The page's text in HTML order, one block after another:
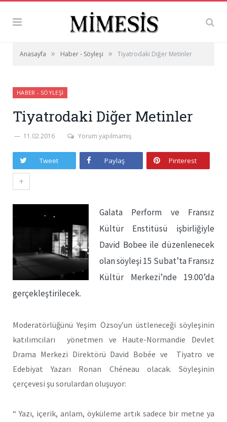
Anasayfa » Haber - Söyleşi » Tiyatrodaki Diğer Metinler
HABER - SÖYLEŞI
Tiyatrodaki Diğer Metinler
11.02.2016 Yorum yapılmamış
Tweet Paylaş Pinterest
+
Galata Perform ve Fransız
Kültür Enstitüsü işbirliğiyle
David Bobee ile düzenlenecek
olan söyleşi 15 Subat’ta Fransız
Kültür Merkezi’nde 19.00’da
gerçekleştirilecek.
Moderatörlüğünü Yeşim Özsoy’un üstleneceği söyleşinin
katılımcıları yönetmen ve Haute-Normandie Devlet
Drama Merkezi Direktörü David Bobée ve Tiyatro ve
Edebiyat Yazarı Ronan Chéneau olacak. Söyleşinin
çerçevesi şu sorulardan oluşuyor:
“ Yazı, içerik, anlam, öyküleme artık sadece bir metne ya